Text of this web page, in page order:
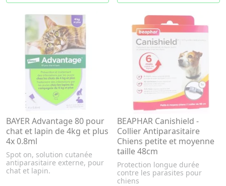
BAYER Advantage 80 pour
chat et lapin de 4kg et plus
4x 0.8ml
Spot on, solution cutanée
antiparasitaire externe, pour
chat et lapin.
BEAPHAR Canishield -
Collier Antiparasitaire
Chiens petite et moyenne
taille 48cm
Protection longue durée
contre les parasites pour
chiens